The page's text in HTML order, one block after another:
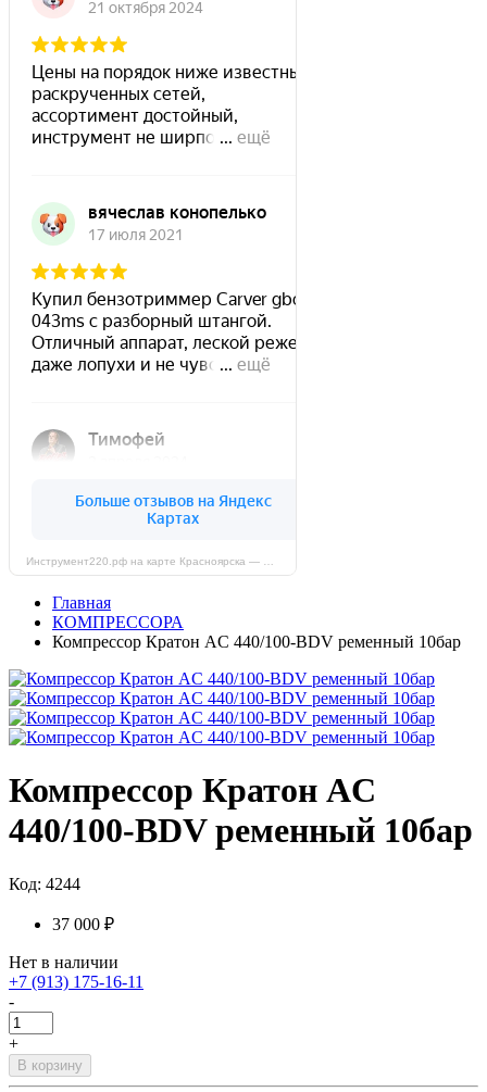
Главная
КОМПРЕССОРА
Компрессор Кратон AC 440/100-BDV ременный 10бар
Компрессор Кратон AC
440/100-BDV ременный 10бар
Код: 4244
37 000 ₽
Нет в наличии
+7 (913) 175-16-11
-
+
В корзину